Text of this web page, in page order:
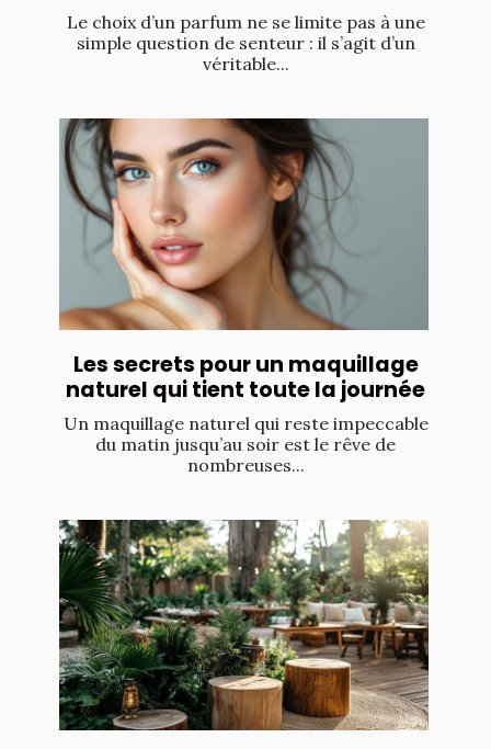
Le choix d’un parfum ne se limite pas à une
simple question de senteur : il s’agit d’un
véritable...
Les secrets pour un maquillage
naturel qui tient toute la journée
Un maquillage naturel qui reste impeccable
du matin jusqu’au soir est le rêve de
nombreuses...